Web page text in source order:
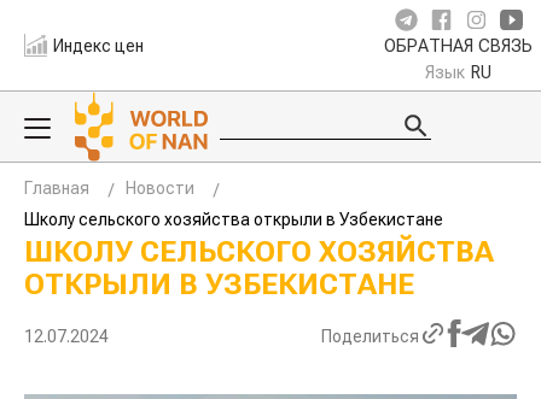
Индекс цен ОБРАТНАЯ СВЯЗЬ
Язык RU
Главная
Новости
Школу сельского хозяйства открыли в Узбекистане
ШКОЛУ СЕЛЬСКОГО ХОЗЯЙСТВА
ОТКРЫЛИ В УЗБЕКИСТАНЕ
12.07.2024 Поделиться